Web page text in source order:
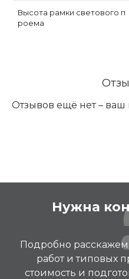
Высота рамки светового п
роема
Отзывов ещё нет – ваш
Нужна
Подробно расскажем
работ и типовых
стоимость и